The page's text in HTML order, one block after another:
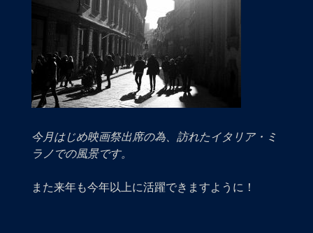
今月はじめ映画祭出席の為、訪れたイタリア・ミ
ラノでの風景です。
また来年も今年以上に活躍できますように！